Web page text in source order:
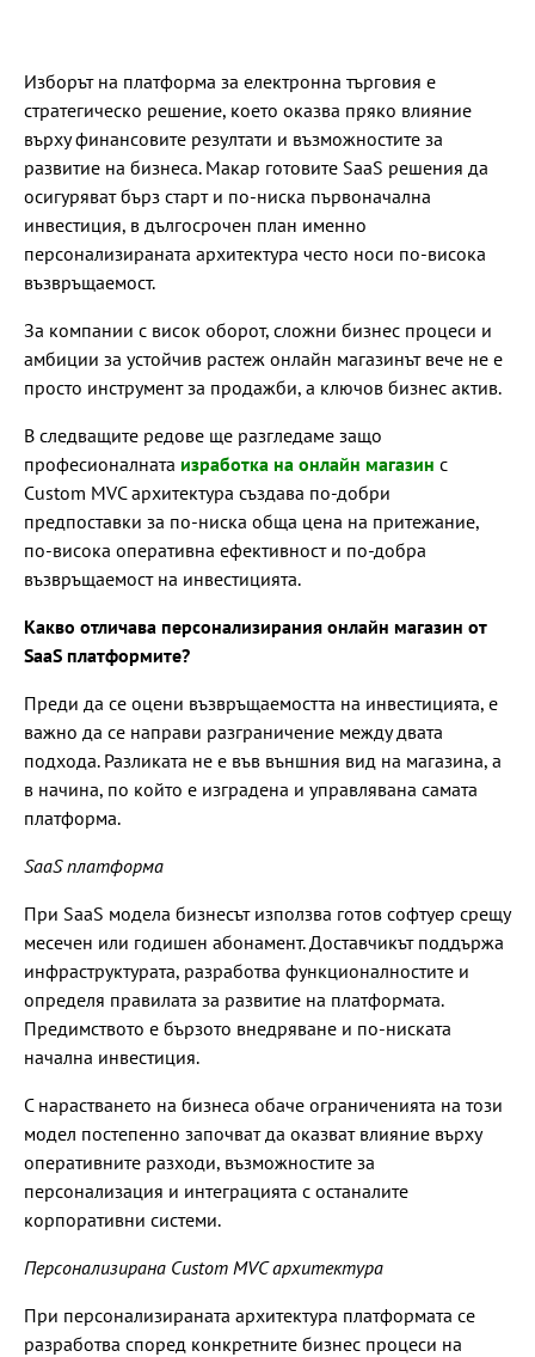
Изборът на платформа за електронна търговия е
стратегическо решение, което оказва пряко влияние
върху финансовите резултати и възможностите за
развитие на бизнеса. Макар готовите SaaS решения да
осигуряват бърз старт и по-ниска първоначална
инвестиция, в дългосрочен план именно
персонализираната архитектура често носи по-висока
възвръщаемост.
За компании с висок оборот, сложни бизнес процеси и
амбиции за устойчив растеж онлайн магазинът вече не е
просто инструмент за продажби, а ключов бизнес актив.
В следващите редове ще разгледаме защо
професионалната изработка на онлайн магазин с
Custom MVC архитектура създава по-добри
предпоставки за по-ниска обща цена на притежание,
по-висока оперативна ефективност и по-добра
възвръщаемост на инвестицията.
Какво отличава персонализирания онлайн магазин от
SaaS платформите?
Преди да се оцени възвръщаемостта на инвестицията, е
важно да се направи разграничение между двата
подхода. Разликата не е във външния вид на магазина, а
в начина, по който е изградена и управлявана самата
платформа.
SaaS платформа
При SaaS модела бизнесът използва готов софтуер срещу
месечен или годишен абонамент. Доставчикът поддържа
инфраструктурата, разработва функционалностите и
определя правилата за развитие на платформата.
Предимството е бързото внедряване и по-ниската
начална инвестиция.
С нарастването на бизнеса обаче ограниченията на този
модел постепенно започват да оказват влияние върху
оперативните разходи, възможностите за
персонализация и интеграцията с останалите
корпоративни системи.
Персонализирана Custom MVC архитектура
При персонализираната архитектура платформата се
разработва според конкретните бизнес процеси на